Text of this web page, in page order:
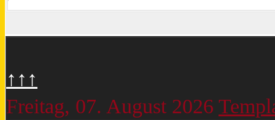
↑↑↑
Freitag, 07. August 2026